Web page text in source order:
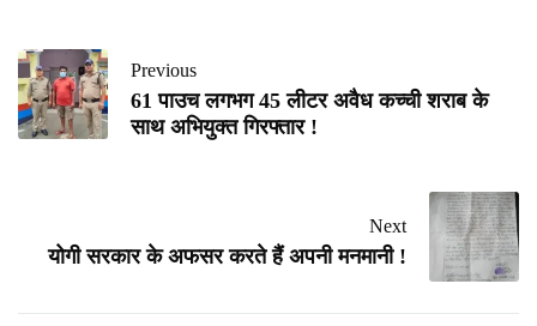
Previous
61 पाउच लगभग 45 लीटर अवैध कच्ची शराब के
साथ अभियुक्त गिरफ्तार !
Next
योगी सरकार के अफसर करते हैं अपनी मनमानी !